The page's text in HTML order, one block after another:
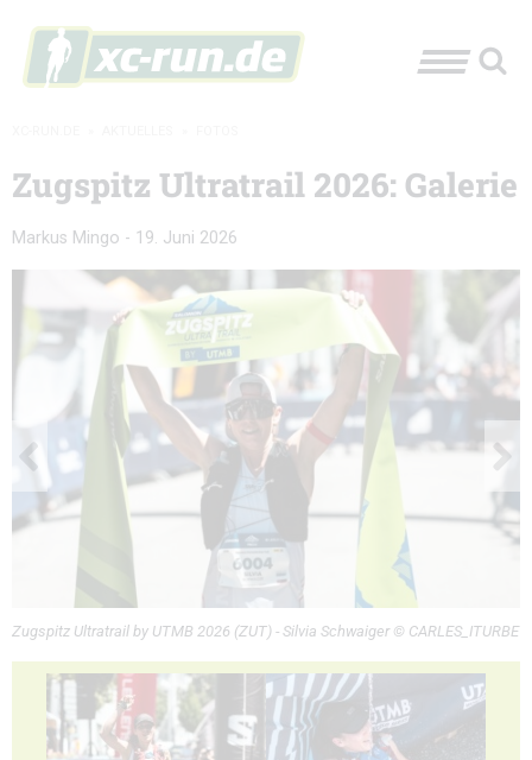
Zugspitz Ultratrail 2026: Galerie
Markus Mingo - 19. Juni 2026
Zugspitz Ultratrail by UTMB 2026 (ZUT) - Silvia Schwaiger © CARLES_ITURBE